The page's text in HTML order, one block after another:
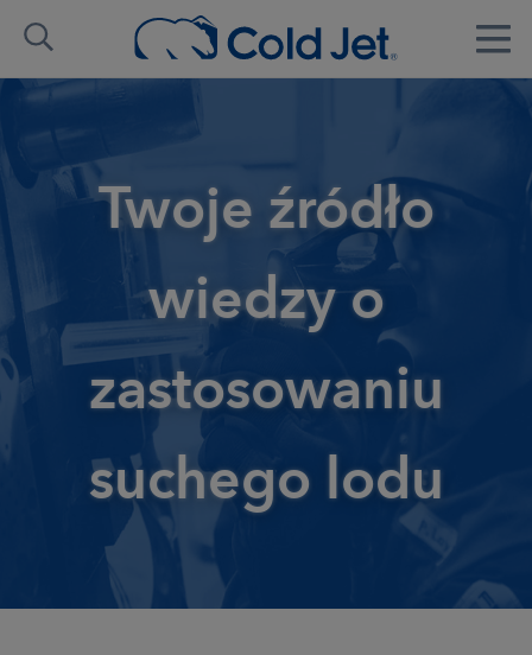
Twoje źródło
wiedzy o
zastosowaniu
suchego lodu